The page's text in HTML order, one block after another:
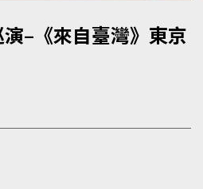
–《來自臺灣》東京